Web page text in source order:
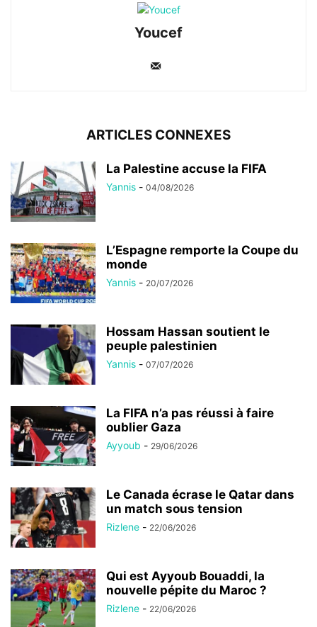
Youcef
ARTICLES CONNEXES
La Palestine accuse la FIFA
Yannis - 04/08/2026
L’Espagne remporte la Coupe du
monde
Yannis - 20/07/2026
Hossam Hassan soutient le
peuple palestinien
Yannis - 07/07/2026
La FIFA n’a pas réussi à faire
oublier Gaza
Ayyoub - 29/06/2026
Le Canada écrase le Qatar dans
un match sous tension
Rizlene - 22/06/2026
Qui est Ayyoub Bouaddi, la
nouvelle pépite du Maroc ?
Rizlene - 22/06/2026